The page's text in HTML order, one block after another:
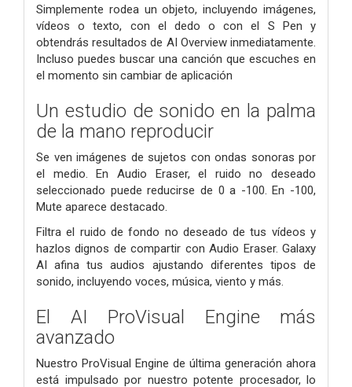
Simplemente rodea un objeto, incluyendo imágenes,
vídeos o texto, con el dedo o con el S Pen y
obtendrás resultados de AI Overview inmediatamente.
Incluso puedes buscar una canción que escuches en
el momento sin cambiar de aplicación
Un estudio de sonido en la palma
de la mano reproducir
Se ven imágenes de sujetos con ondas sonoras por
el medio. En Audio Eraser, el ruido no deseado
seleccionado puede reducirse de 0 a -100. En -100,
Mute aparece destacado.
Filtra el ruido de fondo no deseado de tus vídeos y
hazlos dignos de compartir con Audio Eraser. Galaxy
AI afina tus audios ajustando diferentes tipos de
sonido, incluyendo voces, música, viento y más.
El AI ProVisual Engine más
avanzado
Nuestro ProVisual Engine de última generación ahora
está impulsado por nuestro potente procesador, lo